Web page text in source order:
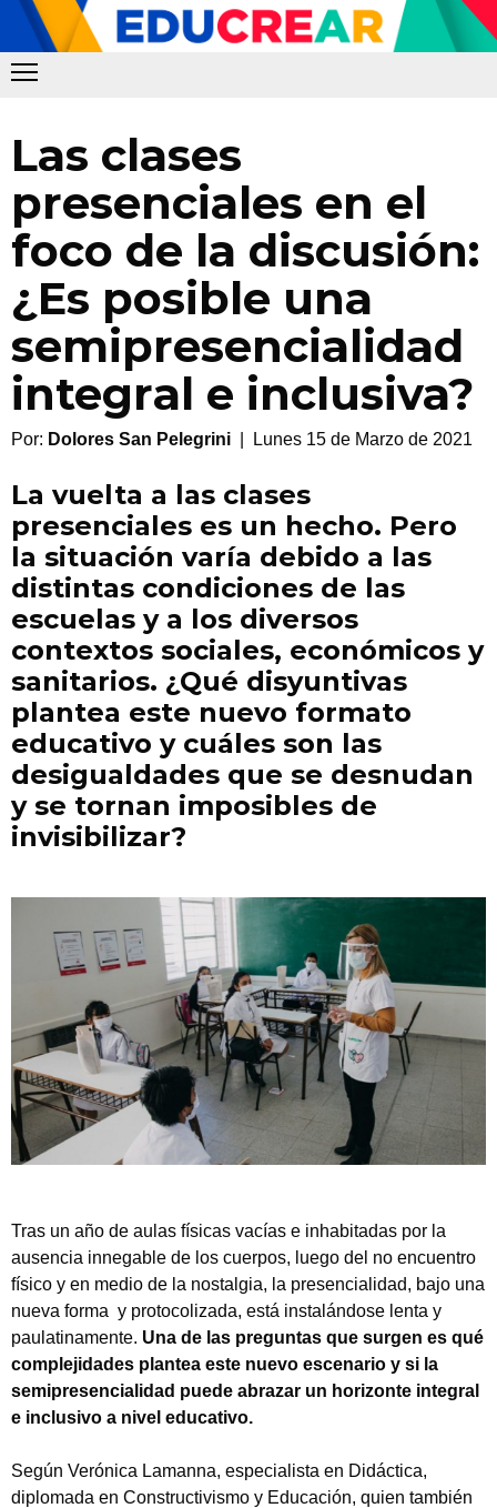
Las clases
presenciales en el
foco de la discusión:
¿Es posible una
semipresencialidad
integral e inclusiva?
Por: Dolores San Pelegrini | Lunes 15 de Marzo de 2021
La vuelta a las clases
presenciales es un hecho. Pero
la situación varía debido a las
distintas condiciones de las
escuelas y a los diversos
contextos sociales, económicos y
sanitarios. ¿Qué disyuntivas
plantea este nuevo formato
educativo y cuáles son las
desigualdades que se desnudan
y se tornan imposibles de
invisibilizar?
Tras un año de aulas físicas vacías e inhabitadas por la
ausencia innegable de los cuerpos, luego del no encuentro
físico y en medio de la nostalgia, la presencialidad, bajo una
nueva forma y protocolizada, está instalándose lenta y
paulatinamente. Una de las preguntas que surgen es qué
complejidades plantea este nuevo escenario y si la
semipresencialidad puede abrazar un horizonte integral
e inclusivo a nivel educativo.
Según Verónica Lamanna, especialista en Didáctica,
diplomada en Constructivismo y Educación, quien también